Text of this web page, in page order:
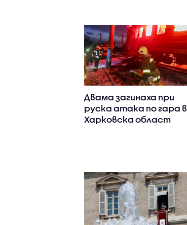
Двама загинаха при
руска атака по гара в
Харковска област